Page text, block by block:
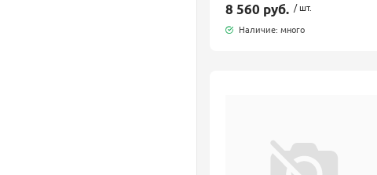
8 560 руб. / шт.
Наличие: много